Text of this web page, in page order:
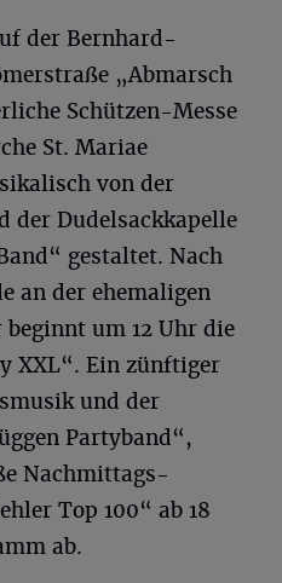
der Bernhard-
„Abmarsch
Schützen-Messe
St. Mariae
von der
der Dudelsackkapelle
gestaltet. Nach
an der ehemaligen
um 12 Uhr die
XXL“. Ein zünftiger
und der
Partyband“,
Nachmittags-
Top 100“ ab 18
ab.